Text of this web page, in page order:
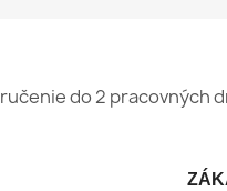
do 2 pracovných